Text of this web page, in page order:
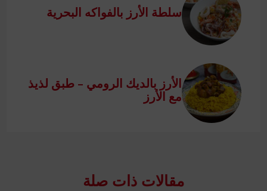
سلطة الأرز بالفواكه البحرية
الأرز بالديك الرومي – طبق لذيذ
مع الأرز
مقالات ذات صلة